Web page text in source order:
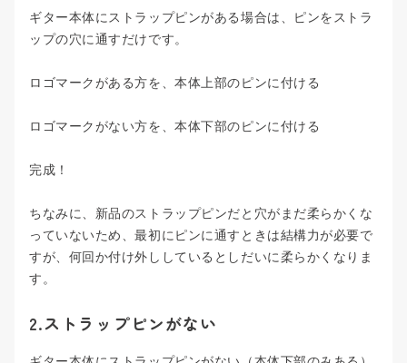
ギター本体にストラップピンがある場合は、ピンをストラ
ップの穴に通すだけです。
ロゴマークがある方を、本体上部のピンに付ける
ロゴマークがない方を、本体下部のピンに付ける
完成！
ちなみに、新品のストラップピンだと穴がまだ柔らかくな
っていないため、最初にピンに通すときは結構力が必要で
すが、何回か付け外ししているとしだいに柔らかくなりま
す。
2.ストラップピンがない